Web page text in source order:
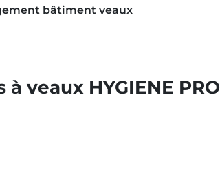
bâtiment veaux
veaux HYGIENE PRO